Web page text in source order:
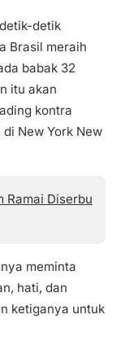
detik
Brasil meraih
babak 32
itu akan
kontra
New York New
Ramai Diserbu
meminta
hati, dan
ketiganya untuk